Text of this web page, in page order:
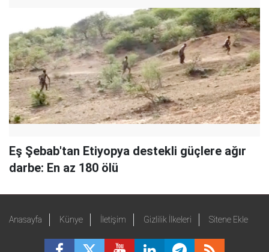
Eş Şebab'tan Etiyopya destekli güçlere ağır
darbe: En az 180 ölü
Anasayfa Künye İletişim Gizlilik İlkeleri Sitene Ekle